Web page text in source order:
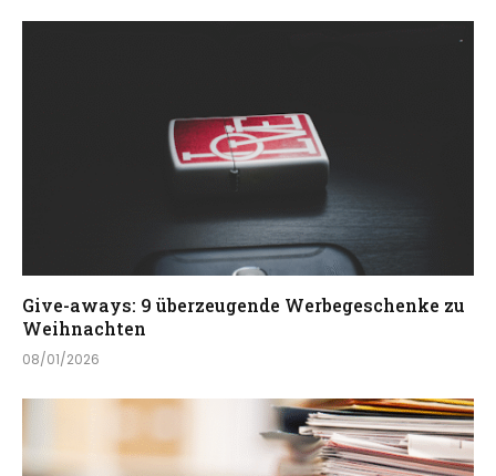
Give-aways: 9 überzeugende Werbegeschenke zu
Weihnachten
08/01/2026